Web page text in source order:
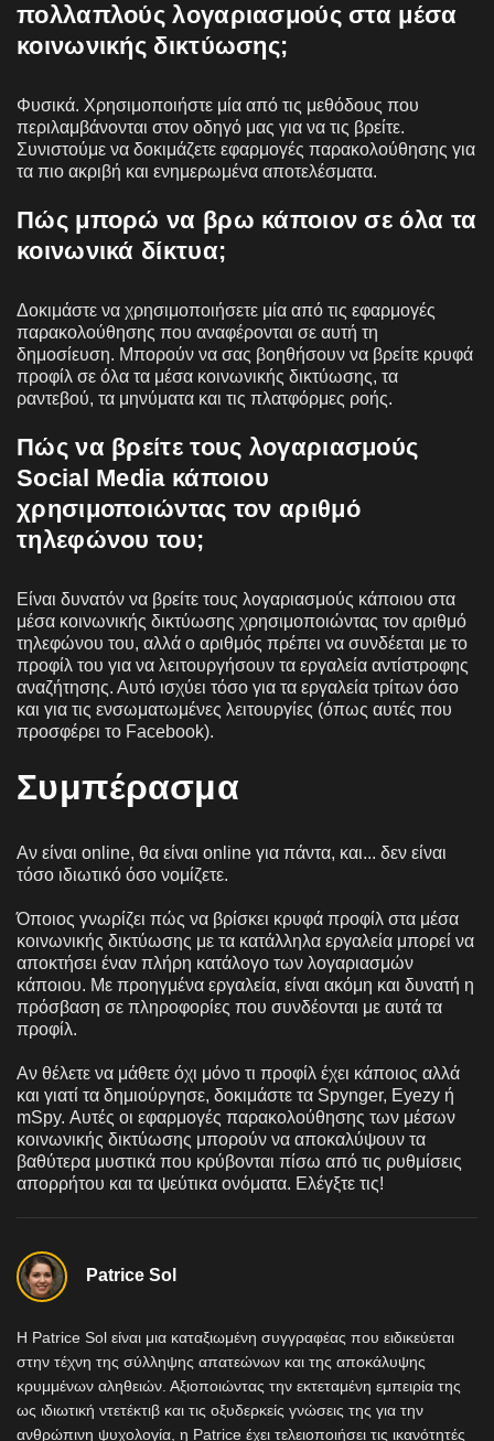
πολλαπλούς λογαριασμούς στα μέσα
κοινωνικής δικτύωσης;
Φυσικά. Χρησιμοποιήστε μία από τις μεθόδους που
περιλαμβάνονται στον οδηγό μας για να τις βρείτε.
Συνιστούμε να δοκιμάζετε εφαρμογές παρακολούθησης για
τα πιο ακριβή και ενημερωμένα αποτελέσματα.
Πώς μπορώ να βρω κάποιον σε όλα τα
κοινωνικά δίκτυα;
Δοκιμάστε να χρησιμοποιήσετε μία από τις εφαρμογές
παρακολούθησης που αναφέρονται σε αυτή τη
δημοσίευση. Μπορούν να σας βοηθήσουν να βρείτε κρυφά
προφίλ σε όλα τα μέσα κοινωνικής δικτύωσης, τα
ραντεβού, τα μηνύματα και τις πλατφόρμες ροής.
Πώς να βρείτε τους λογαριασμούς
Social Media κάποιου
χρησιμοποιώντας τον αριθμό
τηλεφώνου του;
Είναι δυνατόν να βρείτε τους λογαριασμούς κάποιου στα
μέσα κοινωνικής δικτύωσης χρησιμοποιώντας τον αριθμό
τηλεφώνου του, αλλά ο αριθμός πρέπει να συνδέεται με το
προφίλ του για να λειτουργήσουν τα εργαλεία αντίστροφης
αναζήτησης. Αυτό ισχύει τόσο για τα εργαλεία τρίτων όσο
και για τις ενσωματωμένες λειτουργίες (όπως αυτές που
προσφέρει το Facebook).
Συμπέρασμα
Αν είναι online, θα είναι online για πάντα, και... δεν είναι
τόσο ιδιωτικό όσο νομίζετε.
Όποιος γνωρίζει πώς να βρίσκει κρυφά προφίλ στα μέσα
κοινωνικής δικτύωσης με τα κατάλληλα εργαλεία μπορεί να
αποκτήσει έναν πλήρη κατάλογο των λογαριασμών
κάποιου. Με προηγμένα εργαλεία, είναι ακόμη και δυνατή η
πρόσβαση σε πληροφορίες που συνδέονται με αυτά τα
προφίλ.
Αν θέλετε να μάθετε όχι μόνο τι προφίλ έχει κάποιος αλλά
και γιατί τα δημιούργησε, δοκιμάστε τα Spynger, Eyezy ή
mSpy. Αυτές οι εφαρμογές παρακολούθησης των μέσων
κοινωνικής δικτύωσης μπορούν να αποκαλύψουν τα
βαθύτερα μυστικά που κρύβονται πίσω από τις ρυθμίσεις
απορρήτου και τα ψεύτικα ονόματα. Ελέγξτε τις!
Patrice Sol
Η Patrice Sol είναι μια καταξιωμένη συγγραφέας που ειδικεύεται
στην τέχνη της σύλληψης απατεώνων και της αποκάλυψης
κρυμμένων αληθειών. Αξιοποιώντας την εκτεταμένη εμπειρία της
ως ιδιωτική ντετέκτιβ και τις οξυδερκείς γνώσεις της για την
ανθρώπινη ψυχολογία, η Patrice έχει τελειοποιήσει τις ικανότητές